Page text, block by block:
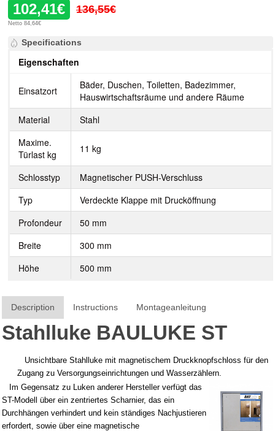
102,41€ 136,55€
Netto 84,64€
Specifications
Eigenschaften
Einsatzort
Bäder, Duschen, Toiletten, Badezimmer,
Hauswirtschaftsräume und andere Räume
Material
Stahl
Maxime.
Türlast kg
11 kg
Schlosstyp
Magnetischer PUSH-Verschluss
Typ
Verdeckte Klappe mit Drucköffnung
Profondeur
50 mm
Breite
300 mm
Höhe
500 mm
Description Instructions Montageanleitung
Stahlluke BAULUKE ST
Unsichtbare Stahlluke mit magnetischem Druckknopfschloss für den
Zugang zu Versorgungseinrichtungen und Wasserzählern.
Im Gegensatz zu Luken anderer Hersteller verfügt das
ST-Modell über ein zentriertes Scharnier, das ein
Durchhängen verhindert und kein ständiges Nachjustieren
erfordert, sowie über eine magnetische